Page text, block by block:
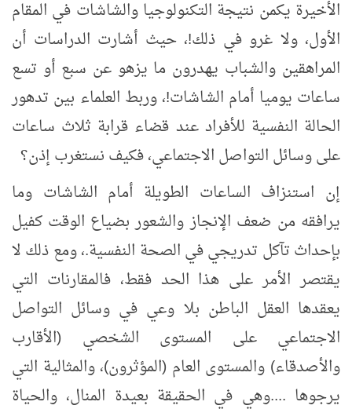
الأخيرة يكمن نتيجة التكنولوجيا والشاشات في المقام
الأول، ولا غرو في ذلك!، حيث أشارت الدراسات أن
المراهقين والشباب يهدرون ما يزهو عن سبع أو تسع
ساعات يوميا أمام الشاشات!، وربط العلماء بين تدهور
الحالة النفسية للأفراد عند قضاء قرابة ثلاث ساعات
على وسائل التواصل الاجتماعي، فكيف نستغرب إذن؟
إن استنزاف الساعات الطويلة أمام الشاشات وما
يرافقه من ضعف الإنجاز والشعور بضياع الوقت كفيل
بإحداث تآكل تدريجي في الصحة النفسية.، ومع ذلك لا
يقتصر الأمر على هذا الحد فقط، فالمقارنات التي
يعقدها العقل الباطن بلا وعي في وسائل التواصل
الاجتماعي على المستوى الشخصي (الأقارب
والأصدقاء) والمستوى العام (المؤثرون)، والمثالية التي
يرجوها ....وهي في الحقيقة بعيدة المنال، والحياة